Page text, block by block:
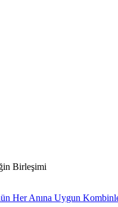
Birleşimi
Her Anına Uygun